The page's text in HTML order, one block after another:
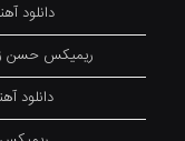
دانلود
ریمیکس حسن
دانلود